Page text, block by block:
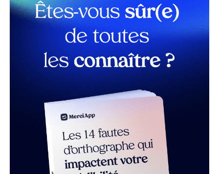
r
v
MerciApp (gratuit)